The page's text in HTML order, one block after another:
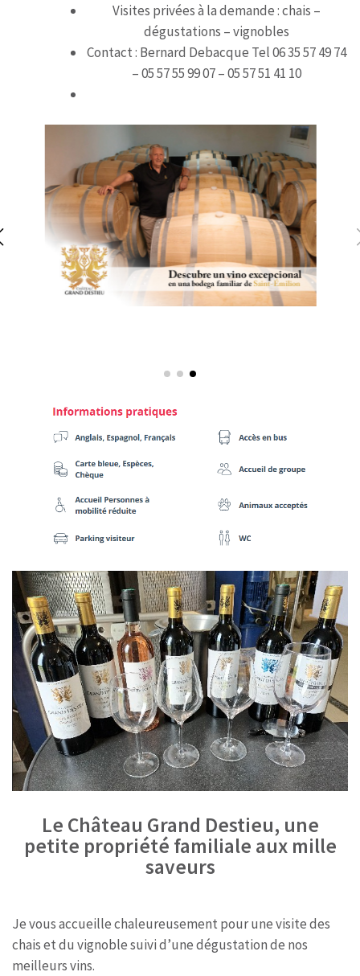
Visites privées à la demande : chais –
dégustations – vignobles
Contact : Bernard Debacque Tel 06 35 57 49 74
– 05 57 55 99 07 – 05 57 51 41 10
Le Château Grand Destieu, une
petite propriété familiale aux mille
saveurs
Je vous accueille chaleureusement pour une visite des
chais et du vignoble suivi d’une dégustation de nos
meilleurs vins.